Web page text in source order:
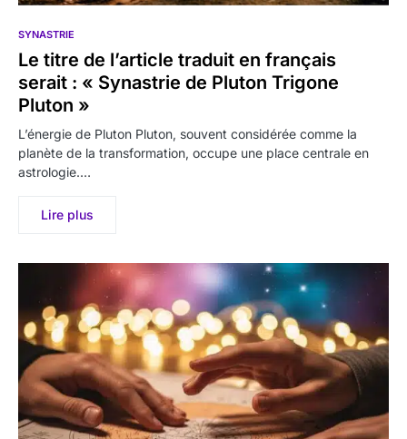
SYNASTRIE
Le titre de l’article traduit en français
serait : « Synastrie de Pluton Trigone
Pluton »
L’énergie de Pluton Pluton, souvent considérée comme la
planète de la transformation, occupe une place centrale en
astrologie.…
Lire plus